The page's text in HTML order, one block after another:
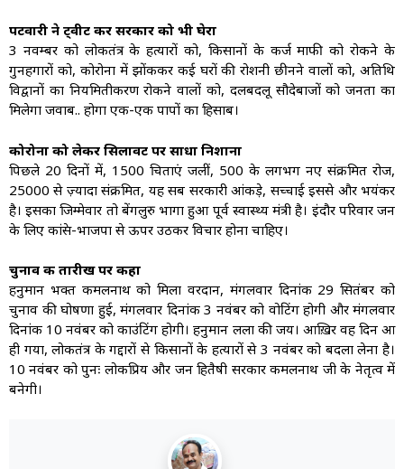
पटवारी ने ट्वीट कर सरकार को भी घेरा
3 नवम्बर को लोकतंत्र के हत्यारों को, किसानों के कर्ज माफी को रोकने के
गुनहगारों को, कोरोना में झोंककर कई घरों की रोशनी छीनने वालों को, अतिथि
विद्वानों का नियमितीकरण रोकने वालों को, दलबदलू सौदेबाजों को जनता का
मिलेगा जवाब.. होगा एक-एक पापों का हिसाब।
कोरोना को लेकर सिलावट पर साधा निशाना
पिछले 20 दिनों में, 1500 चिताएं जलीं, 500 के लगभग नए संक्रमित रोज,
25000 से ज़्यादा संक्रमित, यह सब सरकारी आंकड़े, सच्चाई इससे और भयंकर
है। इसका जिम्मेवार तो बेंगलुरु भागा हुआ पूर्व स्वास्थ्य मंत्री है। इंदौर परिवार जन
के लिए कांग्रेस-भाजपा से ऊपर उठकर विचार होना चाहिए।
चुनाव की तारीख पर कहा
हनुमान भक्त कमलनाथ को मिला वरदान, मंगलवार दिनांक 29 सितंबर को
चुनाव की घोषणा हुई, मंगलवार दिनांक 3 नवंबर को वोटिंग होगी और मंगलवार
दिनांक 10 नवंबर को काउंटिंग होगी। हनुमान लला की जय। आख़िर वह दिन आ
ही गया, लोकतंत्र के गद्दारों से किसानों के हत्यारों से 3 नवंबर को बदला लेना है।
10 नवंबर को पुनः लोकप्रिय और जन हितैषी सरकार कमलनाथ जी के नेतृत्व में
बनेगी।